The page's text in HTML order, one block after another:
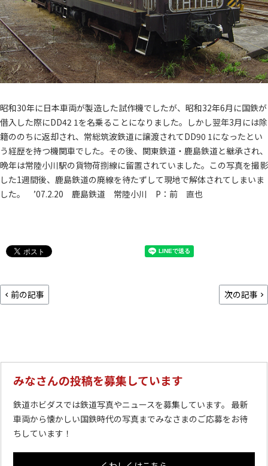
昭和30年に日本車両が製造した試作機でしたが、昭和32年6月に国鉄が
借入した際にDD42 1を名乗ることになりました。しかし翌年3月には除
籍ののちに返却され、常総筑波鉄道に譲渡されてDD90 1になったとい
う経歴を持つ機関車でした。その後、関東鉄道・鹿島鉄道と継承され、
晩年は常陸小川駅の貨物荷捌線に留置されていました。この写真を撮影
した1週間後、鹿島鉄道の廃線を待たずして現地で解体されてしまいま
した。 ’07.2.20 鹿島鉄道 常陸小川 P：前 直也
前の記事 次の記事
みなさんの投稿を募集しています
鉄道ホビダスでは鉄道写真やニュースを募集しています。 最新
車両から懐かしい国鉄時代の写真までみなさまのご応募をお待
ちしています！